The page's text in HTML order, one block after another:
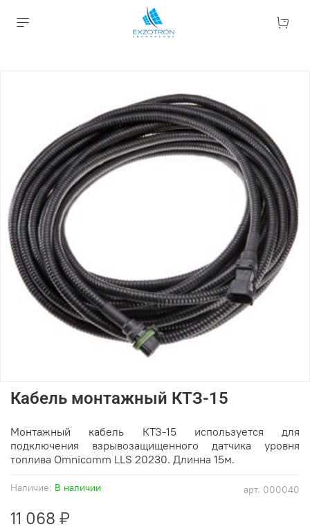
арт. 000040
Наличие: В наличии
Кабель монтажный КТЗ-15
11 068 ₽
Монтажный кабель КТЗ-15 используется для
подключения взрывозащищенного датчика уровня
топлива Omnicomm LLS 20230. Длинна 15м.